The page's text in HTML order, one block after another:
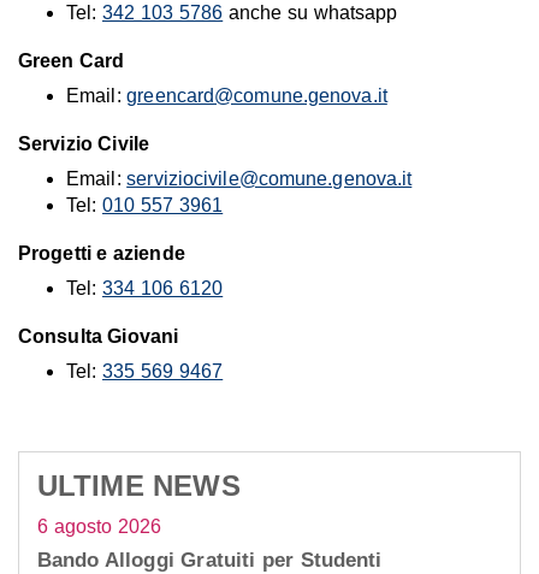
Tel:342 103 5786 anche su whatsapp
Green Card
Email:greencard@comune.genova.it
Servizio Civile
Email:serviziocivile@comune.genova.it
Tel:010 557 3961
Progetti e aziende
Tel:334 106 6120
Consulta Giovani
Tel:335 569 9467
ULTIME NEWS
6 agosto 2026
Bando Alloggi Gratuiti per Studenti